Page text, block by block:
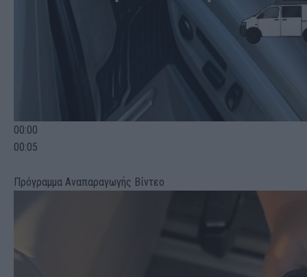
00:00
00:05
Πρόγραμμα Αναπαραγωγής Βίντεο